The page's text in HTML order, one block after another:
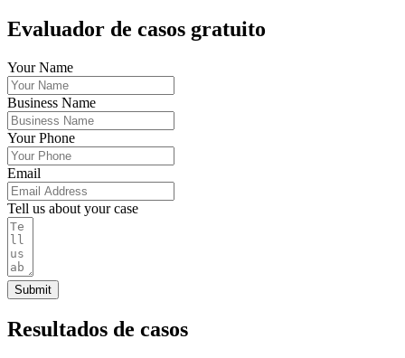
Evaluador de casos gratuito
Your Name
Business Name
Your Phone
Email
Tell us about your case
Submit
Resultados de casos